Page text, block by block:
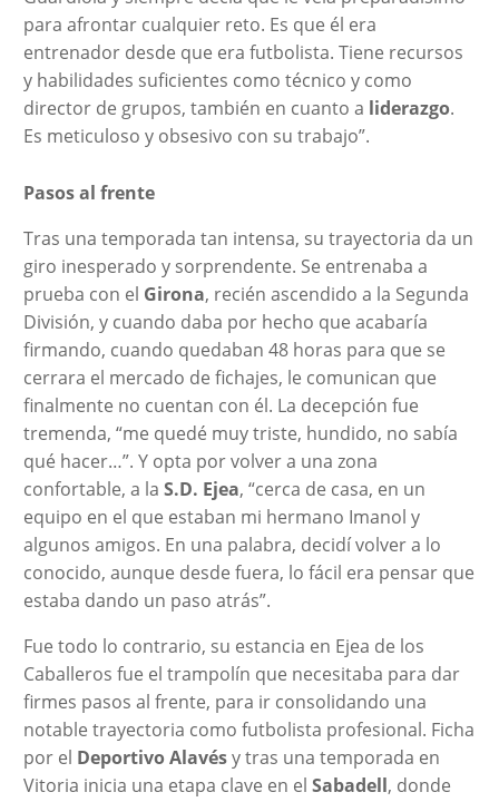
para afrontar cualquier reto. Es que él era
entrenador desde que era futbolista. Tiene recursos
y habilidades suficientes como técnico y como
director de grupos, también en cuanto a liderazgo.
Es meticuloso y obsesivo con su trabajo”.
Pasos al frente
Tras una temporada tan intensa, su trayectoria da un
giro inesperado y sorprendente. Se entrenaba a
prueba con el Girona, recién ascendido a la Segunda
División, y cuando daba por hecho que acabaría
firmando, cuando quedaban 48 horas para que se
cerrara el mercado de fichajes, le comunican que
finalmente no cuentan con él. La decepción fue
tremenda, “me quedé muy triste, hundido, no sabía
qué hacer…”. Y opta por volver a una zona
confortable, a la S.D. Ejea, “cerca de casa, en un
equipo en el que estaban mi hermano Imanol y
algunos amigos. En una palabra, decidí volver a lo
conocido, aunque desde fuera, lo fácil era pensar que
estaba dando un paso atrás”.
Fue todo lo contrario, su estancia en Ejea de los
Caballeros fue el trampolín que necesitaba para dar
firmes pasos al frente, para ir consolidando una
notable trayectoria como futbolista profesional. Ficha
por el Deportivo Alavésy tras una temporada en
Vitoria inicia una etapa clave en el Sabadell, donde